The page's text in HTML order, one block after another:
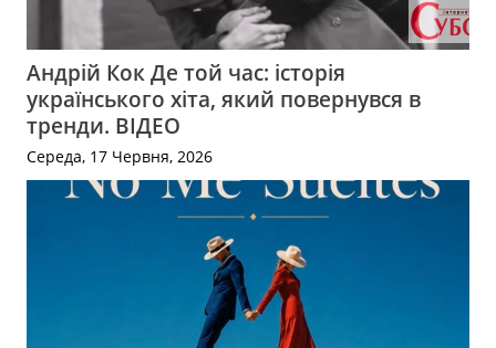
Андрій Кок Де той час: історія
українського хіта, який повернувся в
тренди. ВІДЕО
Середа, 17 Червня, 2026